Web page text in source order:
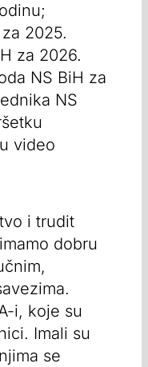
2025.
za 2026.
NS BiH za
NS
video
i trudit
dobru
i, koje su
Imali su
se